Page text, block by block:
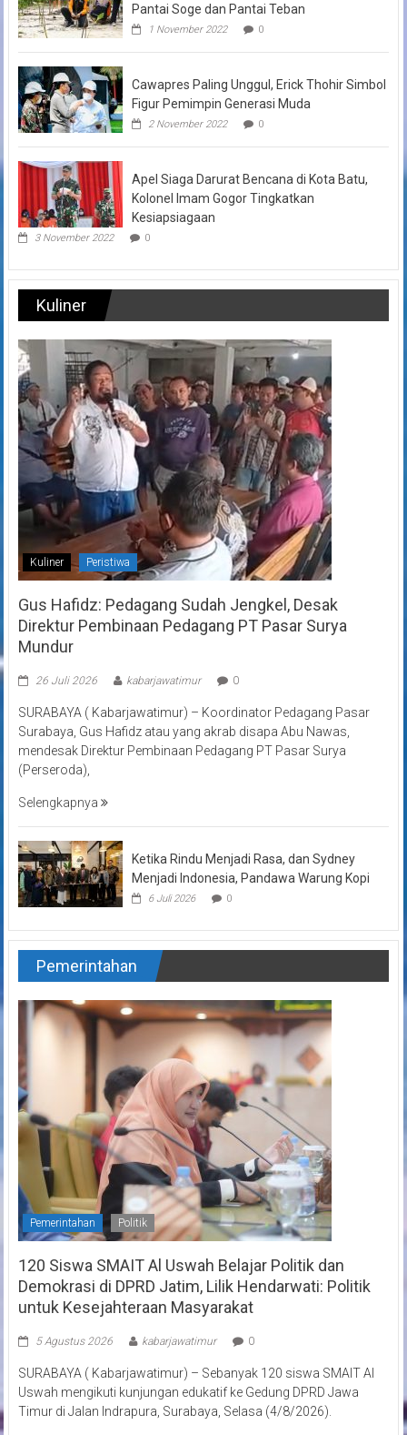
Pantai Soge dan Pantai Teban
1 November 2022 0
Cawapres Paling Unggul, Erick Thohir Simbol
Figur Pemimpin Generasi Muda
2 November 2022 0
Apel Siaga Darurat Bencana di Kota Batu,
Kolonel Imam Gogor Tingkatkan
Kesiapsiagaan
3 November 2022 0
Kuliner
Kuliner Peristiwa
Gus Hafidz: Pedagang Sudah Jengkel, Desak
Direktur Pembinaan Pedagang PT Pasar Surya
Mundur
26 Juli 2026 kabarjawatimur 0
SURABAYA ( Kabarjawatimur) – Koordinator Pedagang Pasar
Surabaya, Gus Hafidz atau yang akrab disapa Abu Nawas,
mendesak Direktur Pembinaan Pedagang PT Pasar Surya
(Perseroda),
Selengkapnya
Ketika Rindu Menjadi Rasa, dan Sydney
Menjadi Indonesia, Pandawa Warung Kopi
6 Juli 2026 0
Pemerintahan
Pemerintahan Politik
120 Siswa SMAIT Al Uswah Belajar Politik dan
Demokrasi di DPRD Jatim, Lilik Hendarwati: Politik
untuk Kesejahteraan Masyarakat
5 Agustus 2026 kabarjawatimur 0
SURABAYA ( Kabarjawatimur) – Sebanyak 120 siswa SMAIT Al
Uswah mengikuti kunjungan edukatif ke Gedung DPRD Jawa
Timur di Jalan Indrapura, Surabaya, Selasa (4/8/2026).